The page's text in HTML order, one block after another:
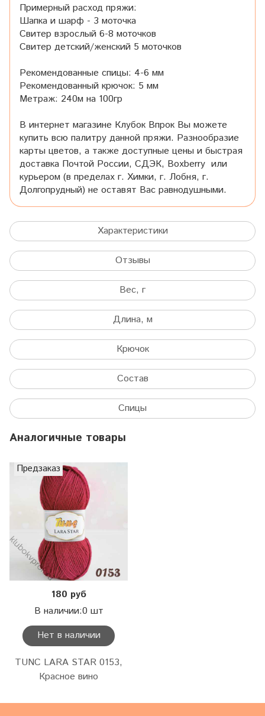
Примерный расход пряжи:
Шапка и шарф - 3 моточка
Свитер взрослый 6-8 моточков
Свитер детский/женский 5 моточков
Рекомендованные спицы: 4-6 мм
Рекомендованный крючок: 5 мм
Метраж: 240м на 100гр
В интернет магазине Клубок Впрок Вы можете
купить всю палитру данной пряжи. Разнообразие
карты цветов, а также доступные цены и быстрая
доставка Почтой России, СДЭК, Boxberry или
курьером (в пределах г. Химки, г. Лобня, г.
Долгопрудный) не оставят Вас равнодушными.
Характеристики
Отзывы
Вес, г
Длина, м
Крючок
Состав
Спицы
Аналогичные товары
Предзаказ
180 руб
В наличии:0 шт
Нет в наличии
TUNC LARA STAR 0153,
Красное вино